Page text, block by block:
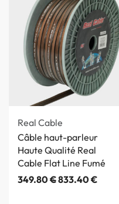
Real Cable
Câble haut-parleur
Haute Qualité Real
Cable Flat Line Fumé
349.80€833.40€